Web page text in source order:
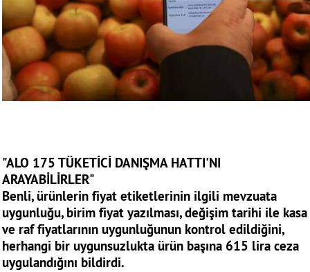
"ALO 175 TÜKETİCİ DANIŞMA HATTI'NI
ARAYABİLİRLER"
Benli, ürünlerin fiyat etiketlerinin ilgili mevzuata
uygunluğu, birim fiyat yazılması, değişim tarihi ile kasa
ve raf fiyatlarının uygunluğunun kontrol edildiğini,
herhangi bir uygunsuzlukta ürün başına 615 lira ceza
uygulandığını bildirdi.